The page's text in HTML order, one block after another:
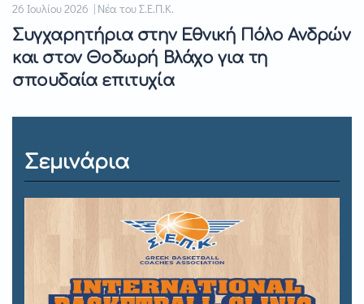
26 Ιουλίου 2026 | Νέα του Σ.Ε.Π.Κ.
Συγχαρητήρια στην Εθνική Πόλο Ανδρών
και στον Θοδωρή Βλάχο για τη
σπουδαία επιτυχία
Σεμινάρια